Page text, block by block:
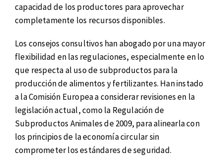
capacidad de los productores para aprovechar
completamente los recursos disponibles.
Los consejos consultivos han abogado por una mayor
flexibilidad en las regulaciones, especialmente en lo
que respecta al uso de subproductos para la
producción de alimentos y fertilizantes. Han instado
a la Comisión Europea a considerar revisiones en la
legislación actual, como la Regulación de
Subproductos Animales de 2009, para alinearla con
los principios de la economía circular sin
comprometer los estándares de seguridad.